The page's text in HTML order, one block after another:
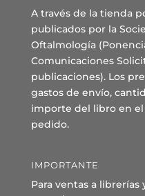
A través de la tienda
publicados por la
Oftalmología
Comunicaciones
publicaciones). Los
gastos de envío,
importe del libro en
pedido.
IMPORTANTE
Para ventas a librerías